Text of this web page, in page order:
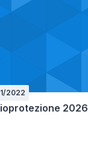
2022
2026